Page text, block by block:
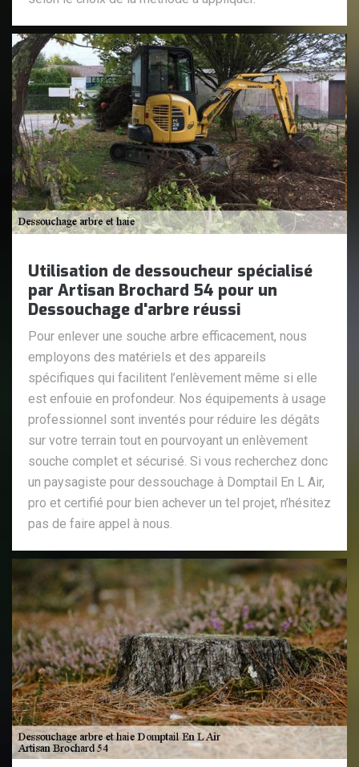
Utilisation de dessoucheur spécialisé
par Artisan Brochard 54 pour un
Dessouchage d'arbre réussi
Pour enlever une souche arbre efficacement, nous
employons des matériels et des appareils
spécifiques qui facilitent l’enlèvement même si elle
est enfouie en profondeur. Nos équipements à usage
professionnel sont inventés pour réduire les dégâts
sur votre terrain tout en pourvoyant un enlèvement
souche complet et sécurisé. Si vous recherchez donc
un paysagiste pour dessouchage à Domptail En L Air,
pro et certifié pour bien achever un tel projet, n’hésitez
pas de faire appel à nous.